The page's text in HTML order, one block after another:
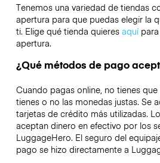
Tenemos una variedad de tiendas
apertura para que puedas elegir la
ti. Elige qué tienda quieres aquípara
apertura.
¿Qué métodos de pago
Cuando pagas online, no tienes
tienes o no las monedas justas. Se
tarjetas de crédito más utilizadas.
aceptan dinero en efectivo por los
LuggageHero. El seguro del
pago se hizo directamente a